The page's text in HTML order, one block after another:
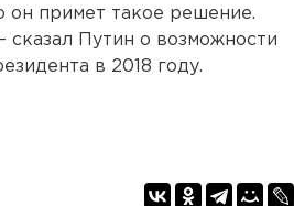
он примет такое решение.
сказал Путин о возможности
в 2018 году.